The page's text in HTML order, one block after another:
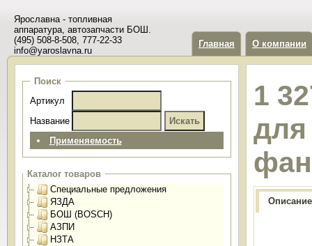
Ярославна - топливная
аппаратура, автозапчасти БОШ.
(495) 508-8-508, 777-22-33
info@yaroslavna.ru
Главная О компании
Поиск
Артикул
Название
Применяемость
Каталог товаров
Специальные предложения
ЯЗДА
БОШ (BOSCH)
АЗПИ
НЗТА
1
Описание